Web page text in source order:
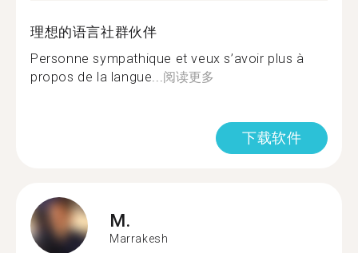
理想的语言社群伙伴
Personne sympathique et veux s’avoir plus à
propos de la langue...阅读更多
下载软件
M.
Marrakesh